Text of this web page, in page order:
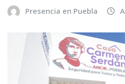
Presencia en Puebla